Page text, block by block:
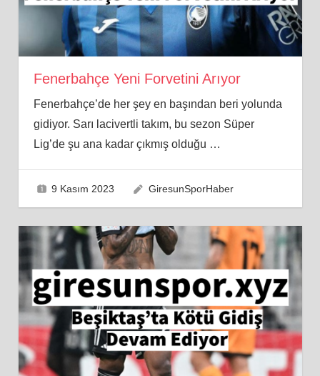
Fenerbahçe Yeni Forvetini Arıyor
Fenerbahçe’de her şey en başından beri yolunda
gidiyor. Sarı lacivertli takım, bu sezon Süper
Lig’de şu ana kadar çıkmış olduğu …
9 Kasım 2023 GiresunSporHaber